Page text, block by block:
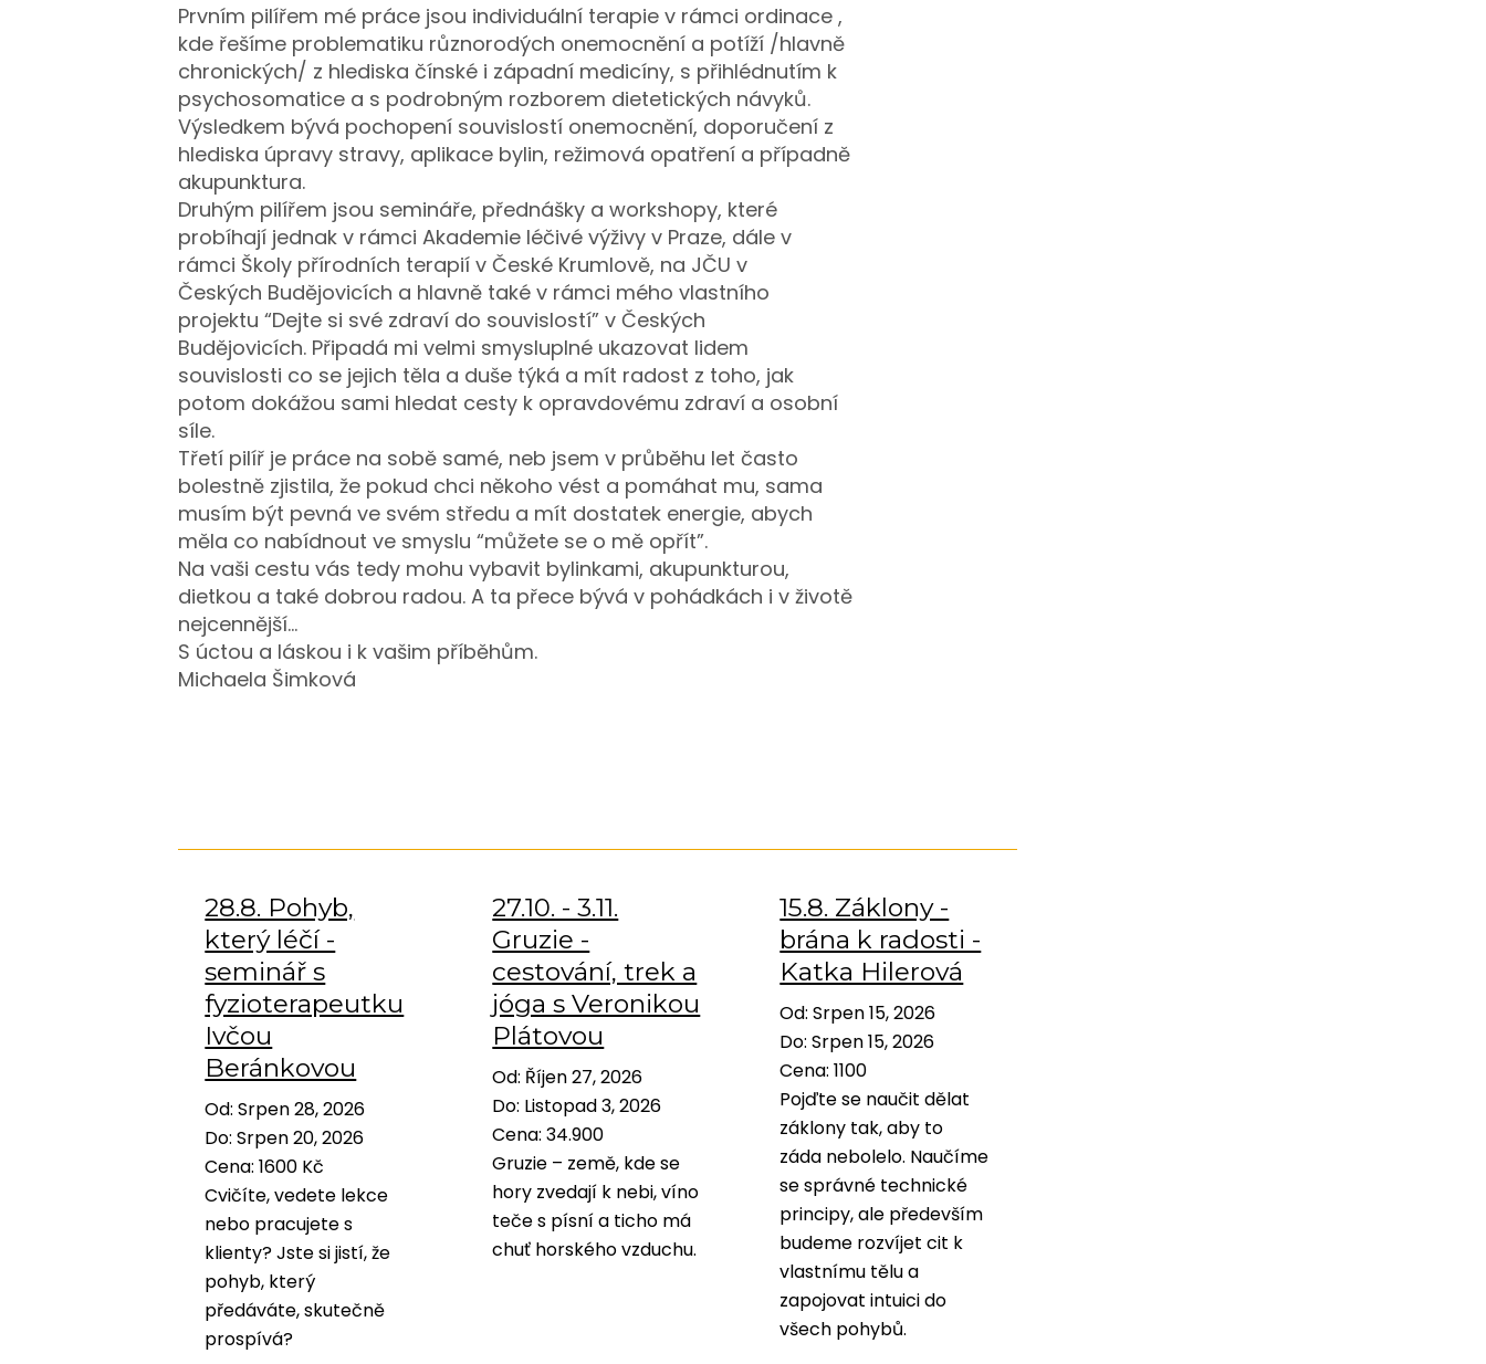
Prvním pilířem mé práce jsou individuální terapie v rámci ordinace ,
kde řešíme problematiku různorodých onemocnění a potíží /hlavně
chronických/ z hlediska čínské i západní medicíny, s přihlédnutím k
psychosomatice a s podrobným rozborem dietetických návyků.
Výsledkem bývá pochopení souvislostí onemocnění, doporučení z
hlediska úpravy stravy, aplikace bylin, režimová opatření a případně
akupunktura.
Druhým pilířem jsou semináře, přednášky a workshopy, které
probíhají jednak v rámci Akademie léčivé výživy v Praze, dále v
rámci Školy přírodních terapií v České Krumlově, na JČU v
Českých Budějovicích a hlavně také v rámci mého vlastního
projektu “Dejte si své zdraví do souvislostí” v Českých
Budějovicích. Připadá mi velmi smysluplné ukazovat lidem
souvislosti co se jejich těla a duše týká a mít radost z toho, jak
potom dokážou sami hledat cesty k opravdovému zdraví a osobní
síle.
Třetí pilíř je práce na sobě samé, neb jsem v průběhu let často
bolestně zjistila, že pokud chci někoho vést a pomáhat mu, sama
musím být pevná ve svém středu a mít dostatek energie, abych
měla co nabídnout ve smyslu “můžete se o mě opřít”.
Na vaši cestu vás tedy mohu vybavit bylinkami, akupunkturou,
dietkou a také dobrou radou. A ta přece bývá v pohádkách i v životě
nejcennější…
S úctou a láskou i k vašim příběhům.
Michaela Šimková
28.8. Pohyb,
který léčí -
seminář s
fyzioterapeutku
Ivčou
Beránkovou
Od: Srpen 28, 2026
Do: Srpen 20, 2026
Cena: 1600 Kč
Cvičíte, vedete lekce
nebo pracujete s
klienty? Jste si jistí, že
pohyb, který
předáváte, skutečně
prospívá?
27.10. - 3.11.
Gruzie -
cestování, trek a
jóga s Veronikou
Plátovou
Od: Říjen 27, 2026
Do: Listopad 3, 2026
Cena: 34.900
Gruzie – země, kde se
hory zvedají k nebi, víno
teče s písní a ticho má
chuť horského vzduchu.
15.8. Záklony -
brána k radosti -
Katka Hilerová
Od: Srpen 15, 2026
Do: Srpen 15, 2026
Cena: 1100
Pojďte se naučit dělat
záklony tak, aby to
záda nebolelo. Naučíme
se správné technické
principy, ale především
budeme rozvíjet cit k
vlastnímu tělu a
zapojovat intuici do
všech pohybů.